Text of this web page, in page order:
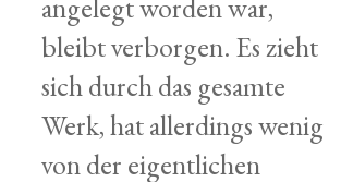
angelegt worden war,
bleibt verborgen. Es zieht
sich durch das gesamte
Werk, hat allerdings wenig
von der eigentlichen